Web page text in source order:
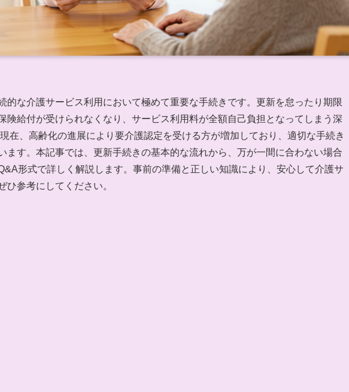
的な介護サービス利用において極めて重要な手続きです。更新を怠ったり期限
険給付が受けられなくなり、サービス利用料が全額自己負担となってしまう深
在、高齢化の進展により要介護認定を受ける方が増加しており、適切な手続き
ます。本記事では、更新手続きの基本的な流れから、万が一間に合わない場合
形式で詳しく解説します。事前の準備と正しい知識により、安心して介護サ
ひ参考にしてください。